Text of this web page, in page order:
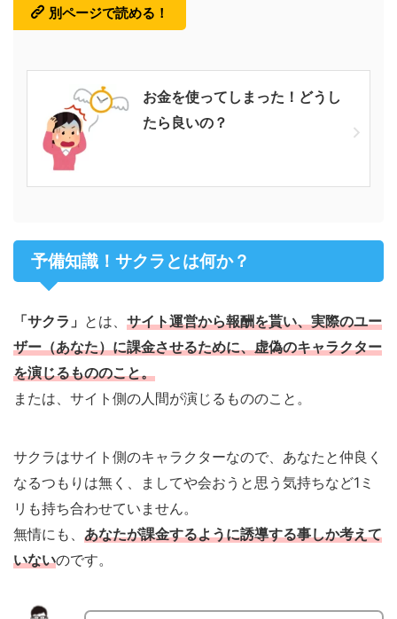
別ページで読める！
お金を使ってしまった！どうし
たら良いの？
予備知識！サクラとは何か？
「サクラ」 とは、 サイト運営から報酬を貰い、実際のユー
ザー（あなた）に課金させるために、虚偽のキャラクター
を演じるもののこと。
または、サイト側の人間が演じるもののこと。
サクラはサイト側のキャラクターなので、あなたと仲良く
なるつもりは無く、ましてや会おうと思う気持ちなど1ミ
リも持ち合わせていません。
無情にも、 あなたが課金するように誘導する事しか考えて
いないのです。